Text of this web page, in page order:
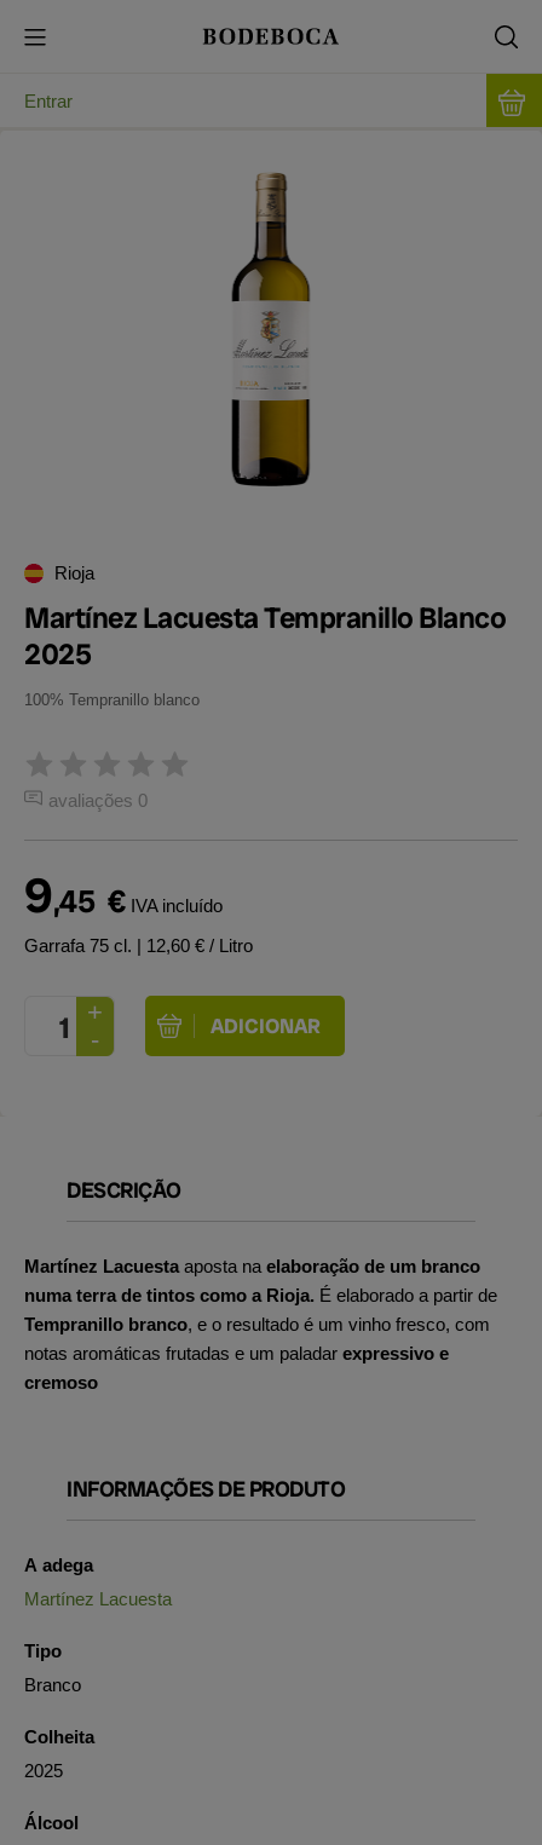
Entrar
Rioja
Martínez Lacuesta Tempranillo Blanco
2025
100% Tempranillo blanco
avaliações 0
9,45 € IVA incluído
Garrafa 75 cl. | 12,60 € / Litro
DESCRIÇÃO
Martínez Lacuesta aposta na elaboração de um branco
numa terra de tintos como a Rioja. É elaborado a partir de
Tempranillo branco, e o resultado é um vinho fresco, com
notas aromáticas frutadas e um paladar expressivo e
cremoso
INFORMAÇÕES DE PRODUTO
A adega
Martínez Lacuesta
Tipo
Branco
Colheita
2025
Álcool